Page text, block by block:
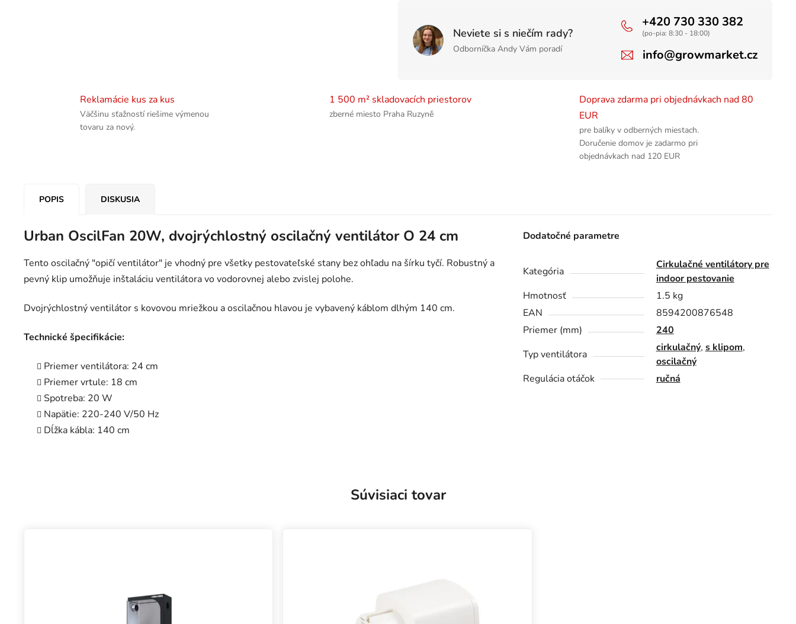
Neviete si s niečím rady?
Odborníčka Andy Vám poradí
+420 730 330 382
(po-pia: 8:30 - 18:00)
info@growmarket.cz
Reklamácie kus za kus
Väčšinu sťažností riešime výmenou
tovaru za nový.
1 500 m² skladovacích priestorov
zberné miesto Praha Ruzyně
Doprava zdarma pri objednávkach nad 80
EUR
pre balíky v odberných miestach.
Doručenie domov je zadarmo pri
objednávkach nad 120 EUR
POPIS DISKUSIA
Urban OscilFan 20W, dvojrýchlostný oscilačný ventilátor O 24 cm
Tento oscilačný "opičí ventilátor" je vhodný pre všetky pestovateľské stany bez ohľadu na šírku tyčí. Robustný a
pevný klip umožňuje inštaláciu ventilátora vo vodorovnej alebo zvislej polohe.
Dvojrýchlostný ventilátor s kovovou mriežkou a oscilačnou hlavou je vybavený káblom dlhým 140 cm.
Technické špecifikácie:
Priemer ventilátora: 24 cm
Priemer vrtule: 18 cm
Spotreba: 20 W
Napätie: 220-240 V/50 Hz
Dĺžka kábla: 140 cm
Dodatočné parametre
Kategória
Cirkulačné ventilátory pre
indoor pestovanie
Hmotnosť
1.5 kg
EAN
8594200876548
Priemer (mm)
240
Typ ventilátora
cirkulačný, s klipom,
oscilačný
Regulácia otáčok
ručná
Súvisiaci tovar